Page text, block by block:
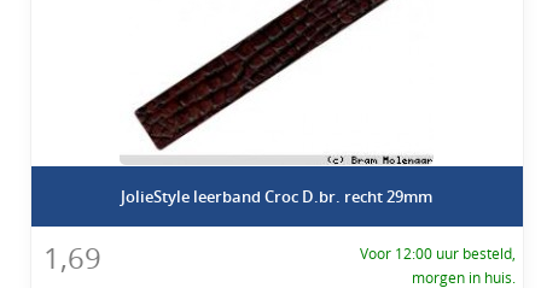
JolieStyle leerband Croc D.br. recht 29mm
1,69
Voor 12:00 uur besteld,
morgen in huis.